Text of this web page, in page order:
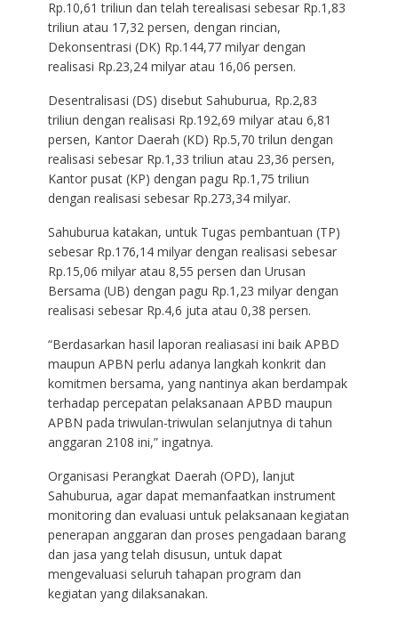
Rp.10,61 triliun dan telah terealisasi sebesar Rp.1,83
triliun atau 17,32 persen, dengan rincian,
Dekonsentrasi (DK) Rp.144,77 milyar dengan
realisasi Rp.23,24 milyar atau 16,06 persen.
Desentralisasi (DS) disebut Sahuburua, Rp.2,83
triliun dengan realisasi Rp.192,69 milyar atau 6,81
persen, Kantor Daerah (KD) Rp.5,70 trilun dengan
realisasi sebesar Rp.1,33 triliun atau 23,36 persen,
Kantor pusat (KP) dengan pagu Rp.1,75 triliun
dengan realisasi sebesar Rp.273,34 milyar.
Sahuburua katakan, untuk Tugas pembantuan (TP)
sebesar Rp.176,14 milyar dengan realisasi sebesar
Rp.15,06 milyar atau 8,55 persen dan Urusan
Bersama (UB) dengan pagu Rp.1,23 milyar dengan
realisasi sebesar Rp.4,6 juta atau 0,38 persen.
“Berdasarkan hasil laporan realiasasi ini baik APBD
maupun APBN perlu adanya langkah konkrit dan
komitmen bersama, yang nantinya akan berdampak
terhadap percepatan pelaksanaan APBD maupun
APBN pada triwulan-triwulan selanjutnya di tahun
anggaran 2108 ini,” ingatnya.
Organisasi Perangkat Daerah (OPD), lanjut
Sahuburua, agar dapat memanfaatkan instrument
monitoring dan evaluasi untuk pelaksanaan kegiatan
penerapan anggaran dan proses pengadaan barang
dan jasa yang telah disusun, untuk dapat
mengevaluasi seluruh tahapan program dan
kegiatan yang dilaksanakan.